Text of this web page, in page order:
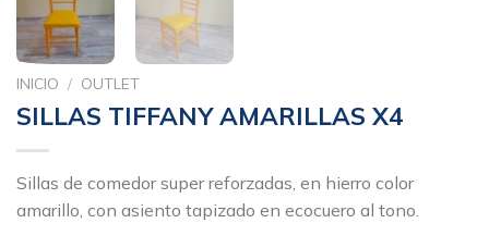
INICIO / OUTLET
SILLAS TIFFANY AMARILLAS X4
Sillas de comedor super reforzadas, en hierro color
amarillo, con asiento tapizado en ecocuero al tono.